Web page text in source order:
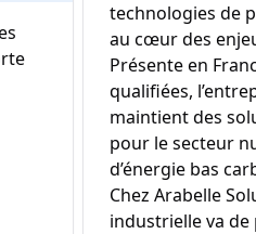
technologies de
au cœur des
Présente en
qualifiées,
maintient des
pour le secteur
d’énergie bas
Chez Arabelle
industrielle va de